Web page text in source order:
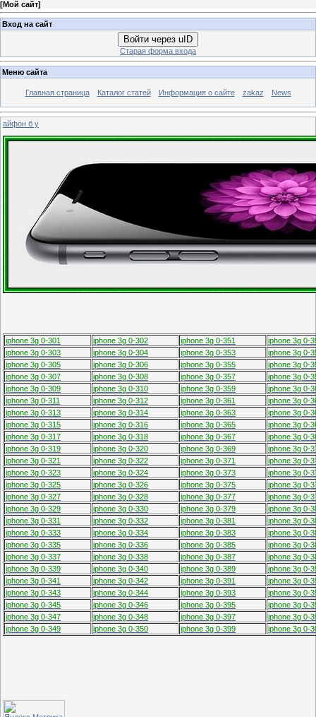
[Мой сайт]
Вход на сайт
Войти через uID
Старая форма входа
Меню сайта
Главная страница Каталог статей Информация о сайте zakaz News
айфон б у
iphone 3g 0-301 iphone 3g 0-302 iphone 3g 0-351
iphone 3g 0-
iphone 3g 0-303
iphone 3g 0-304 iphone 3g 0-353
iphone 3g 0-
iphone 3g 0-305
iphone 3g 0-306 iphone 3g 0-355
iphone 3g 0-
iphone 3g 0-307
iphone 3g 0-308 iphone 3g 0-357
iphone 3g 0-
iphone 3g 0-309
iphone 3g 0-310 iphone 3g 0-359
iphone 3g 0-
iphone 3g 0-311
iphone 3g 0-312 iphone 3g 0-361
iphone 3g 0-
iphone 3g 0-313
iphone 3g 0-314 iphone 3g 0-363
iphone 3g 0-
iphone 3g 0-315
iphone 3g 0-316 iphone 3g 0-365
iphone 3g 0-
iphone 3g 0-317
iphone 3g 0-318 iphone 3g 0-367
iphone 3g 0-
iphone 3g 0-319
iphone 3g 0-320 iphone 3g 0-369
iphone 3g 0-
iphone 3g 0-321
iphone 3g 0-322 iphone 3g 0-371
iphone 3g 0-
iphone 3g 0-323
iphone 3g 0-324 iphone 3g 0-373
iphone 3g 0-
iphone 3g 0-325
iphone 3g 0-326 iphone 3g 0-375
iphone 3g 0-
iphone 3g 0-327
iphone 3g 0-328 iphone 3g 0-377
iphone 3g 0-
iphone 3g 0-329
iphone 3g 0-330 iphone 3g 0-379
iphone 3g 0-
iphone 3g 0-331
iphone 3g 0-332 iphone 3g 0-381
iphone 3g 0-
iphone 3g 0-333
iphone 3g 0-334 iphone 3g 0-383
iphone 3g 0-
iphone 3g 0-335
iphone 3g 0-336 iphone 3g 0-385
iphone 3g 0-
iphone 3g 0-337
iphone 3g 0-338 iphone 3g 0-387
iphone 3g 0-
iphone 3g 0-339
iphone 3g 0-340 iphone 3g 0-389
iphone 3g 0-
iphone 3g 0-341
iphone 3g 0-342 iphone 3g 0-391
iphone 3g 0-
iphone 3g 0-343
iphone 3g 0-344 iphone 3g 0-393
iphone 3g 0-
iphone 3g 0-345
iphone 3g 0-346 iphone 3g 0-395
iphone 3g 0-
iphone 3g 0-347
iphone 3g 0-348 iphone 3g 0-397
iphone 3g 0-
iphone 3g 0-349
iphone 3g 0-350 iphone 3g 0-399 iphone 3g 0-